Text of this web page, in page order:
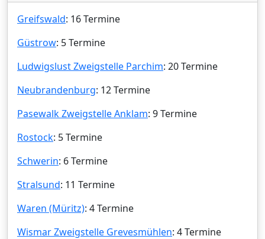
Greifswald: 16 Termine
Güstrow: 5 Termine
Ludwigslust Zweigstelle Parchim: 20 Termine
Neubrandenburg: 12 Termine
Pasewalk Zweigstelle Anklam: 9 Termine
Rostock: 5 Termine
Schwerin: 6 Termine
Stralsund: 11 Termine
Waren (Müritz): 4 Termine
Wismar Zweigstelle Grevesmühlen: 4 Termine